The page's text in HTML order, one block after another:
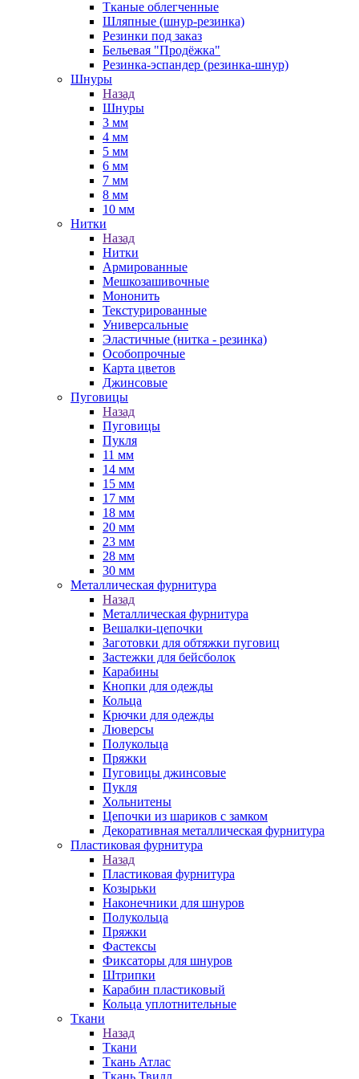
Тканые облегченные
Шляпные (шнур-резинка)
Резинки под заказ
Бельевая "Продёжка"
Резинка-эспандер (резинка-шнур)
Шнуры
Назад
Шнуры
3 мм
4 мм
5 мм
6 мм
7 мм
8 мм
10 мм
Нитки
Назад
Нитки
Армированные
Мешкозашивочные
Мононить
Текстурированные
Универсальные
Эластичные (нитка - резинка)
Особопрочные
Карта цветов
Джинсовые
Пуговицы
Назад
Пуговицы
Пукля
11 мм
14 мм
15 мм
17 мм
18 мм
20 мм
23 мм
28 мм
30 мм
Металлическая фурнитура
Назад
Металлическая фурнитура
Вешалки-цепочки
Заготовки для обтяжки пуговиц
Застежки для бейсболок
Карабины
Кнопки для одежды
Кольца
Крючки для одежды
Люверсы
Полукольца
Пряжки
Пуговицы джинсовые
Пукля
Хольнитены
Цепочки из шариков с замком
Декоративная металлическая фурнитура
Пластиковая фурнитура
Назад
Пластиковая фурнитура
Козырьки
Наконечники для шнуров
Полукольца
Пряжки
Фастексы
Фиксаторы для шнуров
Штрипки
Карабин пластиковый
Кольца уплотнительные
Ткани
Назад
Ткани
Ткань Атлас
Ткань Твилл